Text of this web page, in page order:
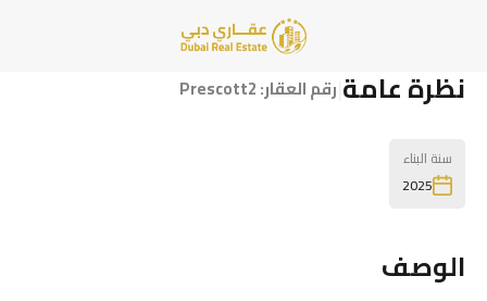
نظرة عامة رقم العقار:Prescott2
سنة البناء
2025
الوصف